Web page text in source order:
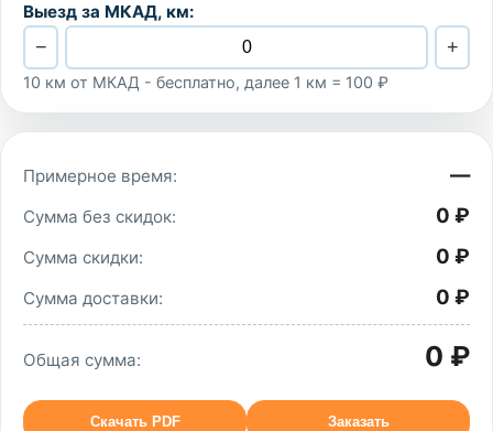
Выезд за МКАД, км:
− +
10 км от МКАД - бесплатно, далее 1 км = 100 ₽
Примерное время: —
Сумма без скидок: 0 ₽
Сумма скидки: 0 ₽
Сумма доставки: 0 ₽
Общая сумма: 0 ₽
Скачать PDF Заказать